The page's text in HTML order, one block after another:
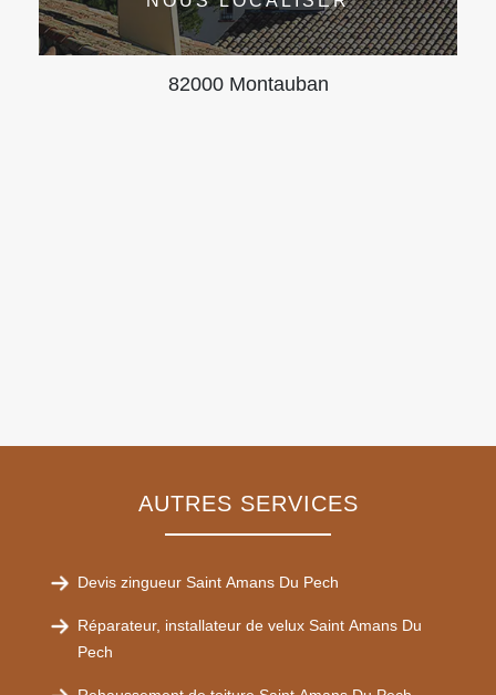
82000 Montauban
AUTRES SERVICES
Devis zingueur Saint Amans Du Pech
Réparateur, installateur de velux Saint Amans Du
Pech